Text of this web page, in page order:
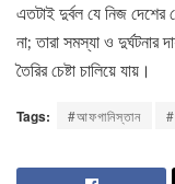
এতটাই দুর্বল যে নিজ
না; তারা সমস্যা ও দুর্ঘটনার
তৈরির চেষ্টা চালিয়ে যায়।
Tags: #আফগানিস্তান